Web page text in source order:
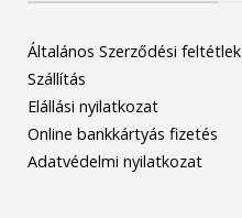
Általános Szerződési feltétlek
Szállítás
Elállási nyilatkozat
Online bankkártyás fizetés
Adatvédelmi nyilatkozat